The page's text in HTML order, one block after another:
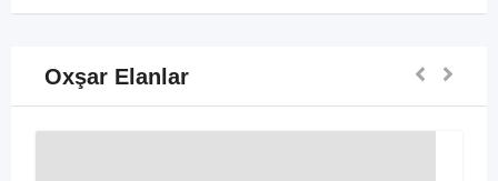
Oxşar Elanlar